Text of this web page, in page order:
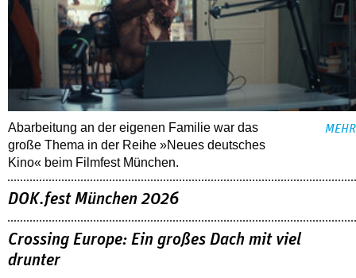
Abarbeitung an der eigenen Familie war das
große Thema in der Reihe »Neues deutsches
Kino« beim Filmfest München.
MEHR
DOK.fest München 2026
Crossing Europe: Ein großes Dach mit viel
drunter